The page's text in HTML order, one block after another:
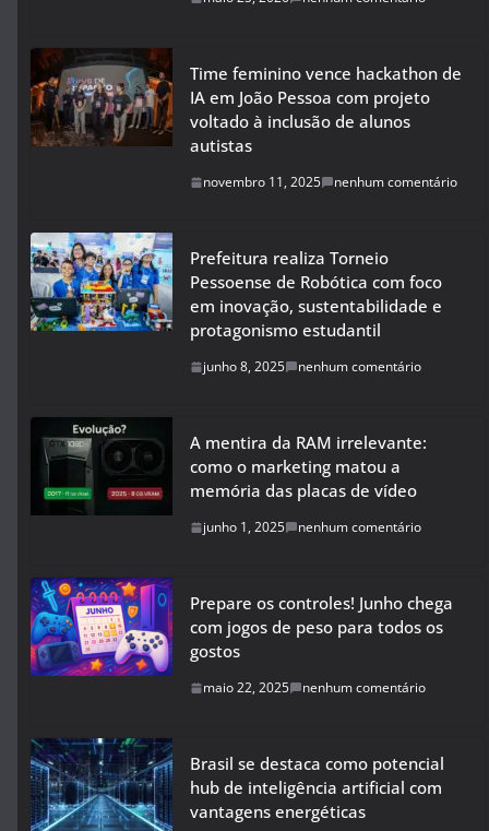
Time feminino vence hackathon de
IA em João Pessoa com projeto
voltado à inclusão de alunos
autistas
novembro 11, 2025 nenhum comentário
Prefeitura realiza Torneio
Pessoense de Robótica com foco
em inovação, sustentabilidade e
protagonismo estudantil
junho 8, 2025 nenhum comentário
A mentira da RAM irrelevante:
como o marketing matou a
memória das placas de vídeo
junho 1, 2025 nenhum comentário
Prepare os controles! Junho chega
com jogos de peso para todos os
gostos
maio 22, 2025 nenhum comentário
Brasil se destaca como potencial
hub de inteligência artificial com
vantagens energéticas